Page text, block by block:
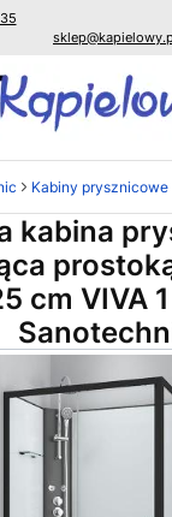
Kabiny prysznicowe
kabina
cm VIVA